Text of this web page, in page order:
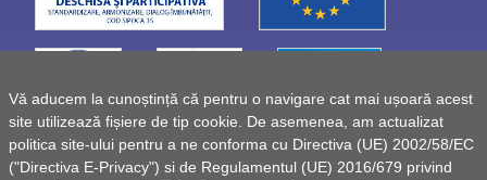
Vă aducem la cunoștință că pentru o navigare cat mai ușoară acest
site utilizează fișiere de tip cookie. De asemenea, am actualizat
politica site-ului pentru a ne conforma cu Directiva (UE) 2002/58/EC
("Directiva E-Privacy") si de Regulamentul (UE) 2016/679 privind